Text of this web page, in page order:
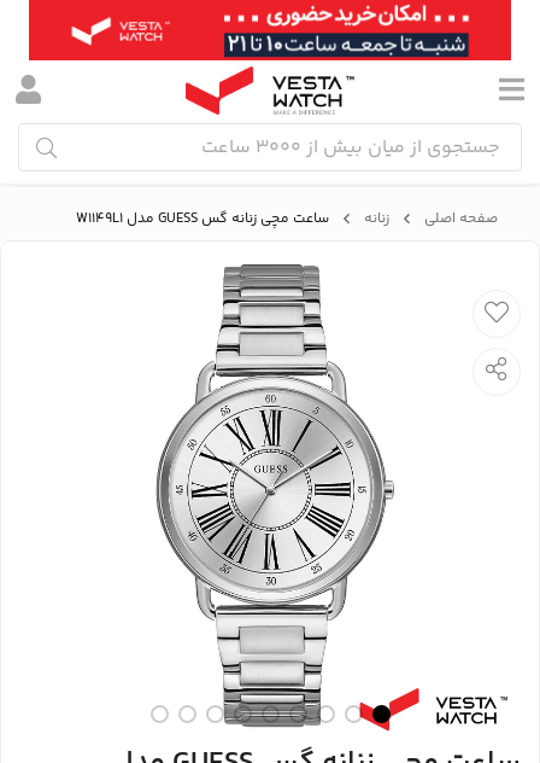
صفحه اصلی زنانه ساعت مچی زنانه گس GUESS مدل W1149L1